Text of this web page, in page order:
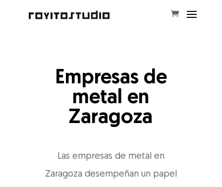
Empresas de
metal en
Zaragoza
Las empresas de metal en
Zaragoza desempeñan un papel